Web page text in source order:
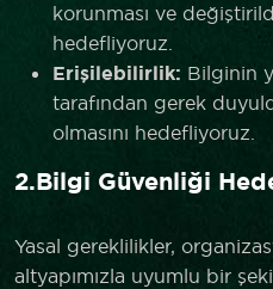
korunması ve
hedefliyoruz.
Erişilebilirlik: Bilginin
tarafından gerek
olmasını hedefliyoruz.
2.Bilgi Güvenliği
Yasal gereklilikler,
altyapımızla uyumlu bir